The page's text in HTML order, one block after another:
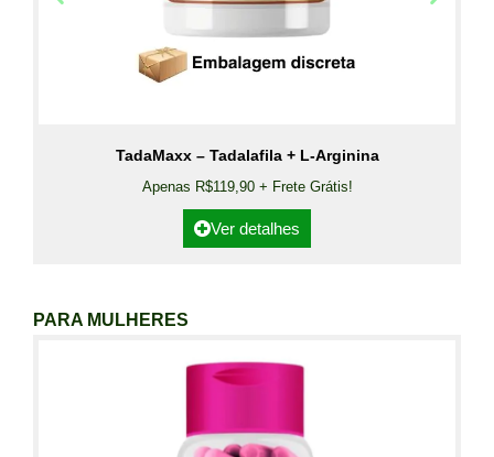
TadaMaxx – Tadalafila + L-Arginina
Apenas R$119,90 + Frete Grátis!
Ver detalhes
PARA MULHERES